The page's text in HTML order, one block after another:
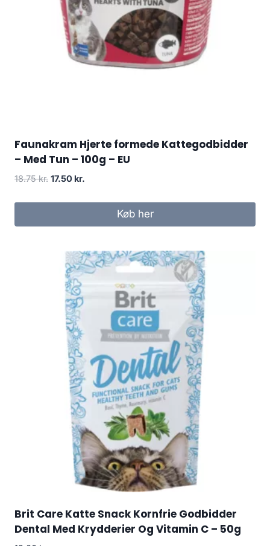
Faunakram Hjerte formede Kattegodbidder
– Med Tun – 100g – EU
18.75kr. Den
pris
17.50 kr.
pris
Køb her
Brit Care Katte Snack Kornfrie Godbidder
Dental Med Krydderier Og Vitamin C – 50g